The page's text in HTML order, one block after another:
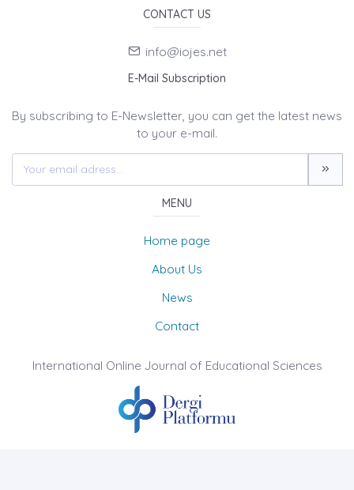
CONTACT US
info@iojes.net
E-Mail Subscription
By subscribing to E-Newsletter, you can get the latest news
to your e-mail.
MENU
Home page
About Us
News
Contact
International Online Journal of Educational Sciences